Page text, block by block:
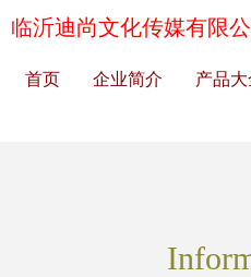
临沂迪尚文化传媒有限公
首页 企业简介 产品大